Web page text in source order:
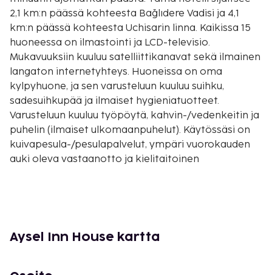
2,1 km:n päässä kohteesta Bağlıdere Vadisi ja 4,1
km:n päässä kohteesta Uchisarin linna. Kaikissa 15
huoneessa on ilmastointi ja LCD-televisio.
Mukavuuksiin kuuluu satelliittikanavat sekä ilmainen
langaton internetyhteys. Huoneissa on oma
kylpyhuone, ja sen varusteluun kuuluu suihku,
sadesuihkupää ja ilmaiset hygieniatuotteet.
Varusteluun kuuluu työpöytä, kahvin-/vedenkeitin ja
puhelin (ilmaiset ulkomaanpuhelut). Käytössäsi on
kuivapesula-/pesulapalvelut, ympäri vuorokauden
auki oleva vastaanotto ja kielitaitoinen
kylpylässä, jonka hoitoihin kuuluu muun muassa
hierontapalvelut; terassi ja puutarha tarjoavat
Aysel Inn House kartta